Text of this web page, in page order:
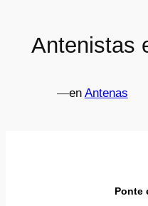
Antenistas
—en Antenas
Ponte